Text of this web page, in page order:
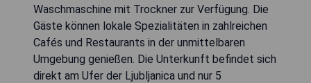
Waschmaschine mit Trockner zur Verfügung. Die
Gäste können lokale Spezialitäten in zahlreichen
Cafés und Restaurants in der unmittelbaren
Umgebung genießen. Die Unterkunft befindet sich
direkt am Ufer der Ljubljanica und nur 5